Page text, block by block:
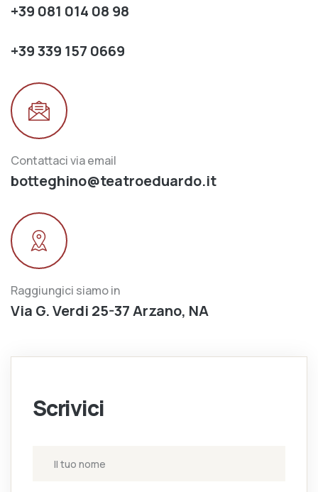
+39 081 014 08 98
+39 339 157 0669
Contattaci via email
botteghino@teatroeduardo.it
Raggiungici siamo in
Via G. Verdi 25-37 Arzano, NA
Scrivici